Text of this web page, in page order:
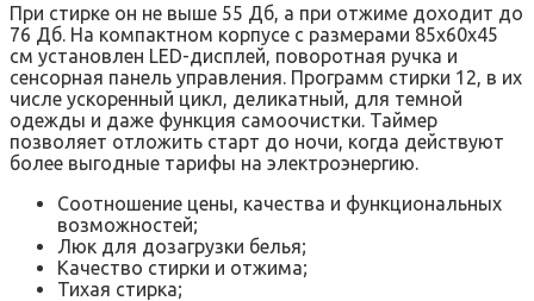
При стирке он не выше 55 Дб, а при отжиме доходит до
76 Дб. На компактном корпусе с размерами 85x60x45
см установлен LED-дисплей, поворотная ручка и
сенсорная панель управления. Программ стирки 12, в их
числе ускоренный цикл, деликатный, для темной
одежды и даже функция самоочистки. Таймер
позволяет отложить старт до ночи, когда действуют
более выгодные тарифы на электроэнергию.
Соотношение цены, качества и функциональных
возможностей;
Люк для дозагрузки белья;
Качество стирки и отжима;
Тихая стирка;